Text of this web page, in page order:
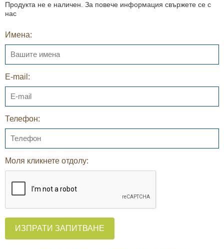
Продукта не е наличен. За повече информация свържете се с
нас
Имена:
E-mail:
Телефон:
Моля кликнете отдолу:
ИЗПРАТИ ЗАПИТВАНЕ